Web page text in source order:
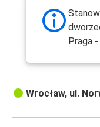
Praga
Wrocław, ul.